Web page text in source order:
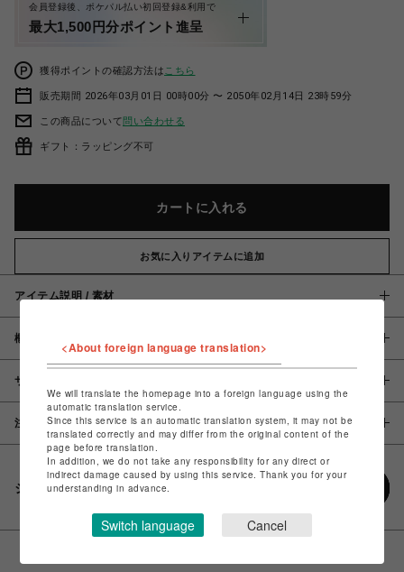
会員登録後、ポケパル払い初回登録&利用で
最大1,500円分ポイント進呈
獲得ポイントの確認方法は こちら
販売期間 2026年03月01日 00時00分 〜 2050年02月14日 23時59分
この商品について問い合わせる
ギフト：ラッピング不可
カートに入れる
お気に入りアイテムに追加
アイテム説明 / 素材
概要
サイズ
注意事項
シェアする
<About foreign language translation>
We will translate the homepage into a foreign language using the
automatic translation service.
Since this service is an automatic translation system, it may not be
translated correctly and may differ from the original content of the
page before translation.
In addition, we do not take any responsibility for any direct or
indirect damage caused by using this service. Thank you for your
understanding in advance.
Switch language Cancel